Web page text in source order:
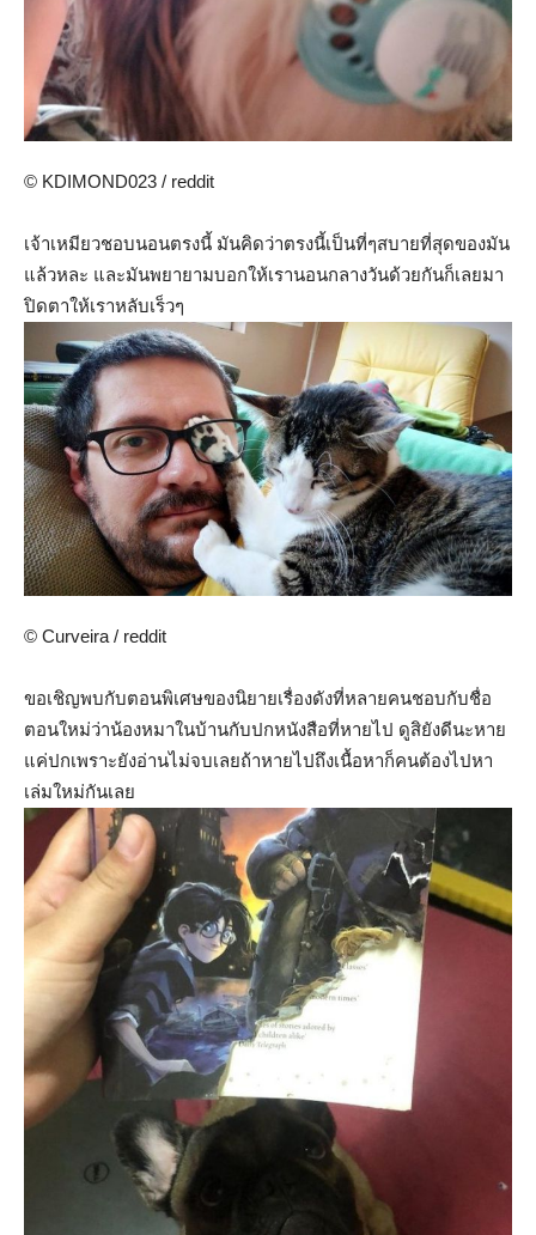
© KDIMOND023 / reddit
เจ้าเหมียวชอบนอนตรงนี้ มันคิดว่าตรงนี้เป็นที่ๆสบายที่สุดของมัน
แล้วหละ และมันพยายามบอกให้เรานอนกลางวันด้วยกันก็เลยมา
ปิดตาให้เราหลับเร็วๆ
© Curveira / reddit
ขอเชิญพบกับตอนพิเศษของนิยายเรื่องดังที่หลายคนชอบกับชื่อ
ตอนใหม่ว่าน้องหมาในบ้านกับปกหนังสือที่หายไป ดูสิยังดีนะหาย
แค่ปกเพราะยังอ่านไม่จบเลยถ้าหายไปถึงเนื้อหาก็คนต้องไปหา
เล่มใหม่กันเลย